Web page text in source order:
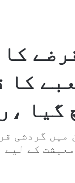
گیا
میں گردشی
کے لیے